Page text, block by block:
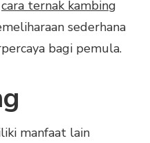
cara ternak kambing
sederhana
bagi pemula.
manfaat lain